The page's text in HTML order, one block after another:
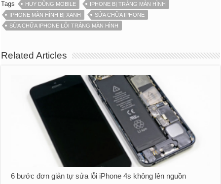
Tags HUY DŨNG MOBILE
IPHONE BỊ TRẮNG MÀN HÌNH
IPHONE MÀN HÌNH BỊ XANH
SỬA CHỮA IPHONE
SỬA CHỮA IPHONE LỖI TRẮNG MÀN HÌNH
Related Articles
6 bước đơn giản tự sửa lỗi iPhone 4s không lên nguồn